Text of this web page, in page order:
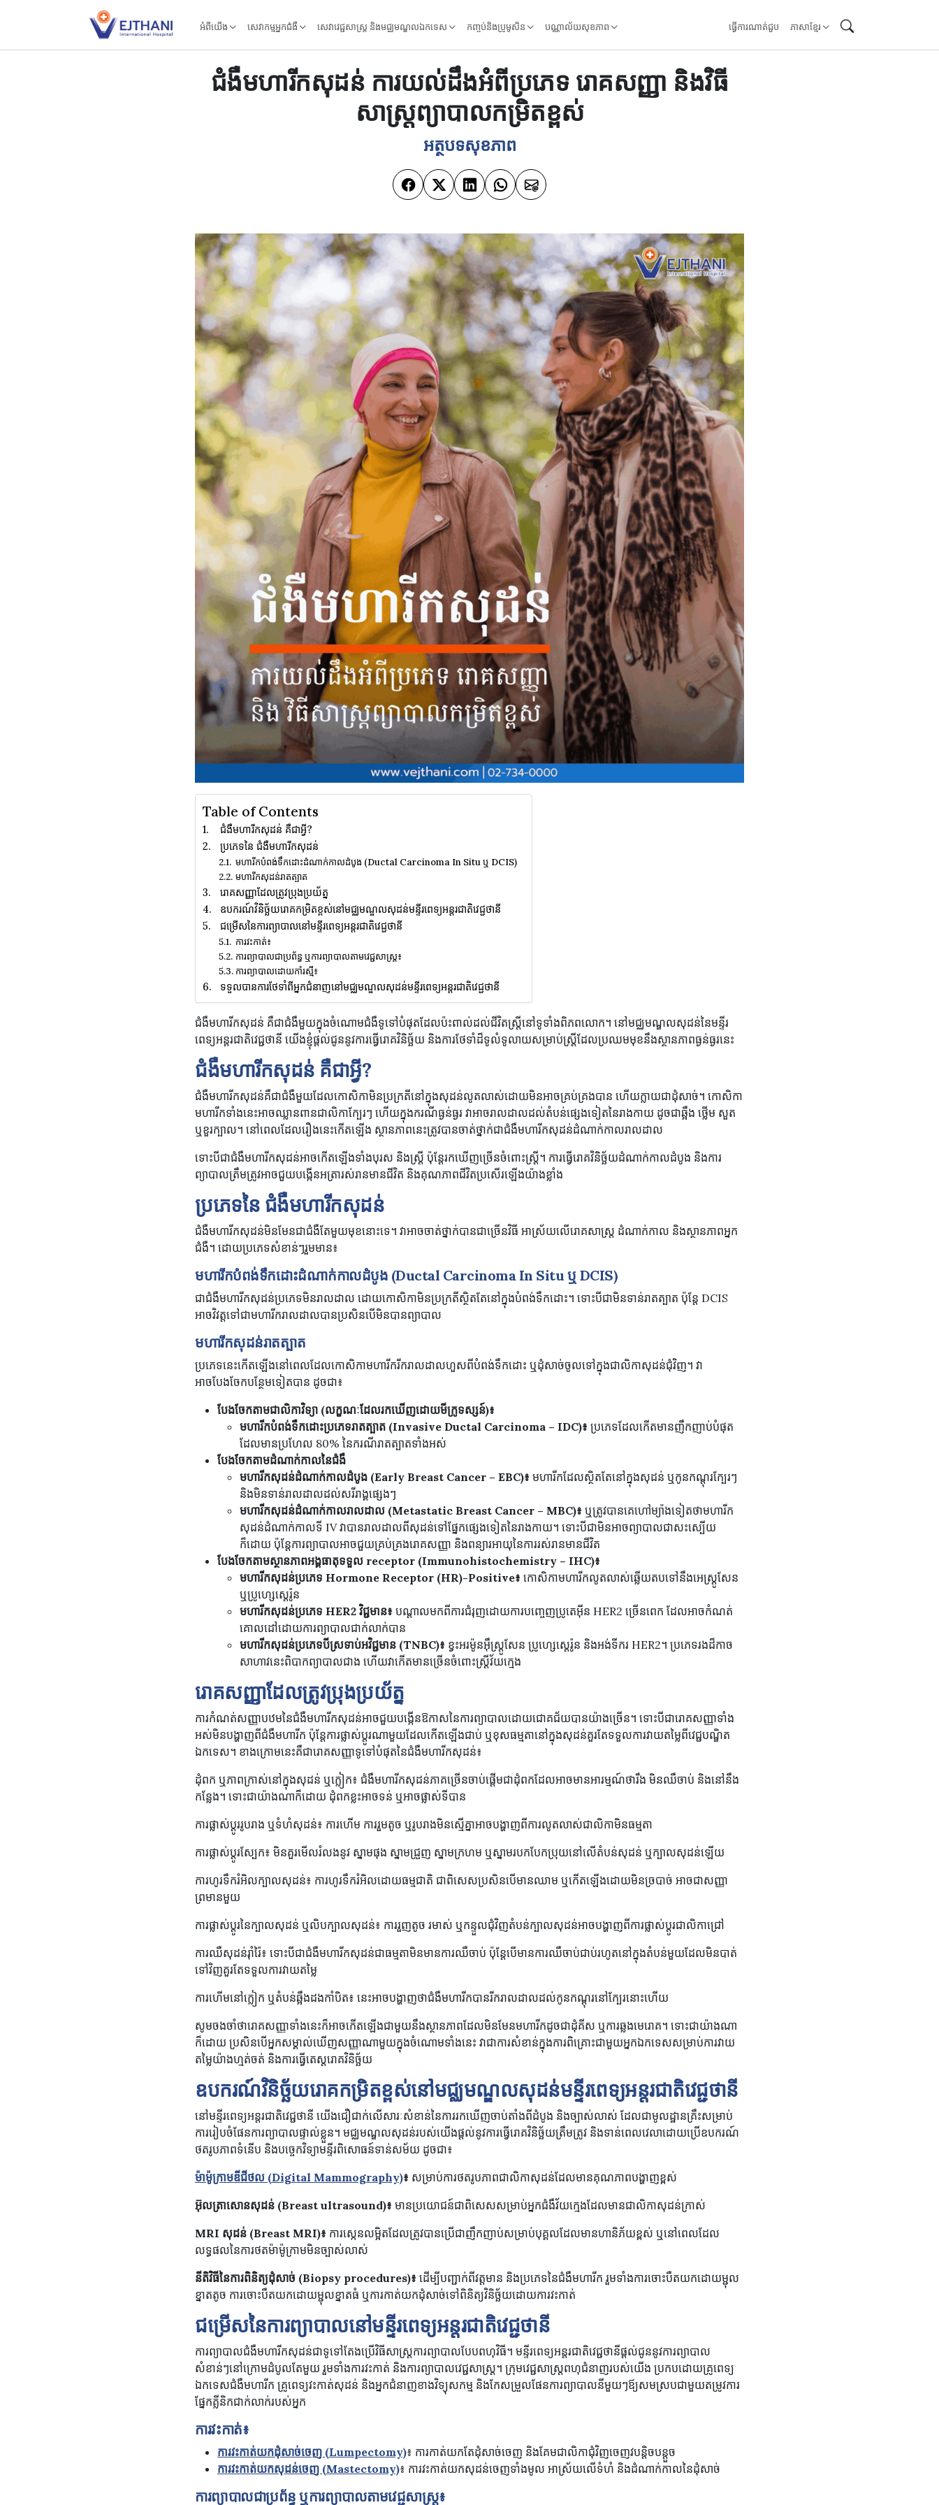
អំពីយើង សេវាកម្មអ្នកជំងឺ សេវាវេជ្ជសាស្ត្រ និងមជ្ឈមណ្ឌលឯកទេស កញ្ចប់និងប្រូមូសិន បណ្ណាល័យសុខភាព ធ្វើការណាត់ជួប ភាសាខ្មែរ
ជំងឺមហារីកសុដន់ ការយល់ដឹងអំពីប្រភេទ រោគសញ្ញា និងវិធី
សាស្រ្តព្យាបាលកម្រិតខ្ពស់
អត្ថបទសុខភាព
Table of Contents
ជំងឺមហារីកសុដន់ គឺជាអ្វី?
ប្រភេទនៃ ជំងឺមហារីកសុដន់
មហារីកបំពង់ទឹកដោះដំណាក់កាលដំបូង (Ductal Carcinoma In Situ ឬ DCIS)
មហារីកសុដន់រាតត្បាត
រោគសញ្ញាដែលត្រូវប្រុងប្រយ័ត្ន
ឧបករណ៍វិនិច្ឆ័យរោគកម្រិតខ្ពស់នៅមជ្ឈមណ្ឌលសុដន់មន្ទីរពេទ្យអន្តរជាតិវេជ្ជថានី
ជម្រើសនៃការព្យាបាលនៅមន្ទីរពេទ្យអន្តរជាតិវេជ្ជថានី
ការវះកាត់៖
ការព្យាបាលជាប្រព័ន្ធ ឬការព្យាបាលតាមវេជ្ជសាស្ត្រ៖
ការព្យាបាលដោយកាំរស្មី៖
ទទួលបានការថែទាំពីអ្នកជំនាញនៅមជ្ឈមណ្ឌលសុដន់មន្ទីរពេទ្យអន្តរជាតិវេជ្ជថានី
ជំងឺមហារីកសុដន់ គឺជាជំងឺមួយក្នុងចំណោមជំងឺទូទៅបំផុតដែលប៉ះពាល់ដល់ជីវិតស្ត្រីនៅទូទាំងពិភពលោក។ នៅមជ្ឈមណ្ឌលសុដន់នៃមន្ទីរ
ពេទ្យអន្តរជាតិវេជ្ជថានី យើងខ្ញុំផ្តល់ជូននូវការធ្វើរោគវិនិច្ឆ័យ និងការថែទាំដ៏ទូលំទូលាយសម្រាប់ស្ត្រីដែលប្រឈមមុខនឹងស្ថានភាពធ្ងន់ធ្ងរនេះ
ជំងឺមហារីកសុដន់ គឺជាអ្វី?
ជំងឺមហារីកសុដន់គឺជាជំងឺមួយដែលកោសិកាមិនប្រក្រតីនៅក្នុងសុដន់លូតលាស់ដោយមិនអាចគ្រប់គ្រងបាន ហើយក្លាយជាដុំសាច់។ កោសិកា
មហារីកទាំងនេះអាចឈ្លានពានជាលិកាក្បែរៗ ហើយក្នុងករណីធ្ងន់ធ្ងរ វាអាចរាលដាលដល់តំបន់ផ្សេងទៀតនៃរាងកាយ ដូចជាឆ្អឹង ថ្លើម សួត
ឬខួរក្បាល។ នៅពេលដែលរឿងនេះកើតឡើង ស្ថានភាពនេះត្រូវបានចាត់ថ្នាក់ជាជំងឺមហារីកសុដន់ដំណាក់កាលរាលដាល
ទោះបីជាជំងឺមហារីកសុដន់អាចកើតឡើងទាំងបុរស និងស្ត្រី ប៉ុន្ដែរកឃើញច្រើនចំពោះស្ត្រី។ ការធ្វើរោគវិនិច្ឆ័យដំណាក់កាលដំបូង និងការ
ព្យាបាលត្រឹមត្រូវអាចជួយបង្កើនអត្រារស់រានមានជីវិត និងគុណភាពជីវិតប្រសើរឡើងយ៉ាងខ្លាំង
ប្រភេទនៃ ជំងឺមហារីកសុដន់
ជំងឺមហារីកសុដន់មិនមែនជាជំងឺតែមួយមុខនោះទេ។ វាអាចចាត់ថ្នាក់បានជាច្រើនវិធី អាស្រ័យលើរោគសាស្ត្រ ដំណាក់កាល និងស្ថានភាពអ្នក
ជំងឺ។ ដោយប្រភេទសំខាន់ៗរួមមាន៖
មហារីកបំពង់ទឹកដោះដំណាក់កាលដំបូង (Ductal Carcinoma In Situ ឬ DCIS)
ជាជំងឺមហារីកសុដន់ប្រភេទមិនរាលដាល ដោយកោសិកាមិនប្រក្រតីស្ថិតតែនៅក្នុងបំពង់ទឹកដោះ។ ទោះបីជាមិនទាន់រាតត្បាត ប៉ុន្តែ DCIS
អាចវិវត្តទៅជាមហារីករាលដាលបានប្រសិនបើមិនបានព្យាបាល
មហារីកសុដន់រាតត្បាត
ប្រភេទនេះកើតឡើងនៅពេលដែលកោសិកាមហារីករីករាលដាលហួសពីបំពង់ទឹកដោះ ឬដុំសាច់ចូលទៅក្នុងជាលិកាសុដន់ជុំវិញ។ វា
អាចបែងចែកបន្ថែមទៀតបាន ដូចជា៖
បែងចែកតាម​ជាលិកាវិទ្យា (លក្ខណៈដែលរកឃើញដោយមីក្រូទស្សន៍)៖
មហារីក​បំពង់​ទឹកដោះ​ប្រភេទរាតត្បាត (Invasive Ductal Carcinoma – IDC)៖ ប្រភេទ​ដែល​កើតមាន​ញឹកញាប់​បំផុត
ដែល​មាន​ប្រហែល 80% នៃ​ករណី​រាតត្បាតទាំងអស់
បែងចែកតាម​ដំណាក់កាលនៃជំងឺ
មហារីក​សុដន់​ដំណាក់កាល​ដំបូង (Early Breast Cancer – EBC)៖ មហារីក​ដែលស្ថិតតែ​នៅក្នុង​សុដន់ ឬ​កូនកណ្តុរ​ក្បែរៗ
និង​មិនទាន់​រាលដាល​ដល់​សរីរាង្គផ្សេងៗ
មហារីក​សុដន់​ដំណាក់កាល​រាលដាល (Metastatic Breast Cancer – MBC)៖ ឬត្រូវបានគេហៅ​ម្យ៉ាងទៀត​ថា​មហារីក​
សុដន់​ដំណាក់កាល​ទី IV វា​បាន​រាលដាលពី​សុដន់​ទៅ​ផ្នែក​ផ្សេងទៀត​នៃ​រាងកាយ។ ទោះបីជា​មិនអាច​ព្យាបាលជាសះស្បើយ​
ក៏ដោយ ប៉ុន្តែការព្យាបាល​អាចជួយ​គ្រប់គ្រង​រោគសញ្ញា និង​ពន្យារអាយុនៃការរស់រានមានជីវិត
បែងចែកតាម​ស្ថានភាពអង្គធាតុទទួល receptor (Immunohistochemistry – IHC)៖
មហារីក​សុដន់​ប្រភេទ Hormone Receptor (HR)-Positive៖ កោសិកា​មហារីក​លូតលាស់​ឆ្លើយតប​ទៅនឹង​អេស្ត្រូសែន
ឬ​ប្រូហ្សេស្តេរ៉ូន
មហារីក​សុដន់ប្រភេទ HER2 វិជ្ជមាន៖ បណ្ដាលមកពីការជំរុញ​ដោយ​ការបញ្ចេញ​ប្រូតេអ៊ីន HER2 ច្រើនពេក ដែល​អាច​កំណត់​
គោលដៅ​ដោយ​ការព្យាបាល​ជាក់លាក់បាន
មហារីកសុដន់ប្រភេទបីស្រទាប់អវិជ្ជមាន (TNBC)៖ ខ្វះអរម៉ូនអ៊ឹស្ត្រូសែន ប្រូហ្សេស្តេរ៉ូន និងអង់ទីករ HER2។ ប្រភេទរងដ៏កាច
សាហាវនេះពិបាកព្យាបាលជាង ហើយវាកើតមានច្រើនចំពោះស្ត្រីវ័យក្មេង
រោគសញ្ញាដែលត្រូវប្រុងប្រយ័ត្ន
ការកំណត់សញ្ញាបឋមនៃជំងឺមហារីកសុដន់អាចជួយបង្កើនឱកាសនៃការព្យាបាលដោយជោគជ័យបានយ៉ាងច្រើន។ ទោះបីជារោគសញ្ញាទាំង
អស់មិនបង្ហាញពីជំងឺមហារីក ប៉ុន្តែការផ្លាស់ប្តូរណាមួយដែលកើតឡើងជាប់ ឬខុសធម្មតានៅក្នុងសុដន់គួរតែទទួលការវាយតម្លៃពីវេជ្ជបណ្ឌិត
ឯកទេស។ ខាងក្រោមនេះគឺជារោគសញ្ញាទូទៅបំផុតនៃជំងឺមហារីកសុដន់៖
ដុំពក ឬភាពក្រាស់នៅក្នុងសុដន់ ឬក្លៀក៖ ជំងឺមហារីកសុដន់ភាគច្រើនចាប់ផ្តើមជាដុំពកដែលអាចមានអារម្មណ៍ថារឹង មិនឈឺចាប់ និងនៅនឹង
កន្លែង។ ទោះជាយ៉ាងណាក៏ដោយ ដុំពកខ្លះអាចទន់ ឬអាចផ្លាស់ទីបាន
ការផ្លាស់ប្តូររូបរាង ឬទំហំសុដន់៖ ការហើម ការរួមតូច ឬរូបរាងមិនស្មើគ្នាអាចបង្ហាញពីការលូតលាស់ជាលិកាមិនធម្មតា
ការផ្លាស់ប្តូរស្បែក៖ មិនគួរមើលរំលងនូវ ស្នាមផុង ស្នាមជ្រួញ ស្នាមក្រហម ឬស្នាមរបកបែកប្រុយនៅលើតំបន់សុដន់ ឬក្បាលសុដន់ឡើយ
ការហូរទឹករំអិលក្បាលសុដន់៖ ការហូរទឹករំអិលដោយធម្មជាតិ ជាពិសេសប្រសិនបើមានឈាម ឬកើតឡើងដោយមិនច្របាច់ អាចជាសញ្ញា
ព្រមានមួយ
ការផ្លាស់ប្តូរនៃក្បាលសុដន់ ឬលិបក្បាលសុដន់៖ ការរួញតូច រមាស់ ឬកន្ទួលជុំវិញតំបន់ក្បាលសុដន់អាចបង្ហាញពីការផ្លាស់ប្តូរជាលិកាជ្រៅ
ការឈឺសុដន់រ៉ាំរ៉ៃ៖ ទោះបីជាជំងឺមហារីកសុដន់ជាធម្មតាមិនមានការឈឺចាប់ ប៉ុន្តែបើមានការឈឺចាប់ជាប់រហូតនៅក្នុងតំបន់មួយដែលមិនបាត់
ទៅវិញគួរតែទទួលការវាយតម្លៃ
ការហើមនៅក្លៀក ឬតំបន់ឆ្អឹងដងកាំបិត៖ នេះអាចបង្ហាញថាជំងឺមហារីកបានរីករាលដាលដល់កូនកណ្តុរនៅក្បែរនោះហើយ
សូមចងចាំថារោគសញ្ញាទាំងនេះក៏អាចកើតឡើងជាមួយនឹងស្ថានភាពដែលមិនមែនមហារីកដូចជាដុំគីស ឬការឆ្លងមេរោគ។ ទោះជាយ៉ាងណា
ក៏ដោយ ប្រសិនបើអ្នកសម្គាល់ឃើញសញ្ញាណាមួយក្នុងចំណោមទាំងនេះ វាជាការសំខាន់ក្នុងការពិគ្រោះជាមួយអ្នកឯកទេសសម្រាប់ការវាយ
តម្លៃយ៉ាងហ្មត់ចត់ និងការធ្វើតេស្តរោគវិនិច្ឆ័យ
ឧបករណ៍វិនិច្ឆ័យរោគកម្រិតខ្ពស់នៅមជ្ឈមណ្ឌលសុដន់មន្ទីរពេទ្យអន្តរជាតិវេជ្ជថានី
នៅមន្ទីរពេទ្យអន្តរជាតិវេជ្ជថានី យើងជឿជាក់លើសារៈសំខាន់នៃការរកឃើញចាប់តាំងពីដំបូង និងច្បាស់លាស់ ដែលជាមូលដ្ឋានគ្រឹះសម្រាប់
ការរៀបចំផែនការព្យាបាលផ្ទាល់ខ្លួន។ មជ្ឈមណ្ឌលសុដន់របស់យើងផ្តល់នូវការធ្វើរោគវិនិច្ឆ័យត្រឹមត្រូវ និងទាន់ពេលវេលាដោយប្រើឧបករណ៍
ថតរូបភាពទំនើប និងបច្ចេកវិទ្យាមន្ទីរពិសោធន៍ទាន់សម័យ ដូចជា៖
ម៉ាម៉ូក្រាមឌីជីថល (Digital Mammography)៖ សម្រាប់ការថតរូបភាពជាលិកាសុដន់ដែលមានគុណភាពបង្ហាញខ្ពស់
អ៊ុលត្រាសោនសុដន់ (Breast ultrasound)៖ មានប្រយោជន៍ជាពិសេសសម្រាប់អ្នកជំងឺវ័យក្មេងដែលមានជាលិកាសុដន់ក្រាស់
MRI សុដន់ (Breast MRI)៖ ការស្កេនលម្អិតដែលត្រូវបានប្រើជាញឹកញាប់សម្រាប់បុគ្គលដែលមានហានិភ័យខ្ពស់ ឬនៅពេលដែល
លទ្ធផលនៃការថតម៉ាម៉ូក្រាមមិនច្បាស់លាស់
នីតិវិធីនៃការពិនិត្យដុំសាច់ (Biopsy procedures)៖ ដើម្បីបញ្ជាក់ពីវត្តមាន និងប្រភេទនៃជំងឺមហារីក រួមទាំងការចោះបឺតយកដោយម្ជុល
ខ្នាតតូច ការចោះបឺតយកដោយម្ជុលខ្នាតធំ ឬការកាត់យកដុំសាច់ទៅពិនិត្យវិនិច្ឆ័យដោយការវះកាត់
ជម្រើសនៃការព្យាបាលនៅមន្ទីរពេទ្យអន្តរជាតិវេជ្ជថានី
ការព្យាបាលជំងឺមហារីកសុដន់ជាទូទៅតែងប្រើវិធីសាស្រ្តការព្យាបាលបែបពហុវិធី។ មន្ទីរពេទ្យអន្តរជាតិវេជ្ជថានីផ្តល់ជូននូវការព្យាបាល
សំខាន់ៗនៅក្រោមដំបូលតែមួយ រួមទាំងការវះកាត់ និងការព្យាបាលវេជ្ជសាស្ត្រ។ ក្រុមវេជ្ជសាស្ត្រពហុជំនាញរបស់យើង ប្រកបដោយគ្រូពេទ្យ
ឯកទេសជំងឺមហារីក គ្រូពេទ្យវះកាត់សុដន់ និងអ្នកជំនាញខាងវិទ្យុសកម្ម និងកែសម្រួលផែនការព្យាបាលនីមួយៗឪ្យសមស្របជាមួយតម្រូវការ
ផ្នែកគ្លីនិកជាក់លាក់របស់អ្នក
ការវះកាត់៖
ការវះកាត់យកដុំសាច់ចេញ (Lumpectomy)៖ ការកាត់យកតែដុំសាច់ចេញ និងគែមជាលិកាជុំវិញចេញវបន្តិចបន្តួច
ការវះកាត់យកសុដន់ចេញ (Mastectomy)៖ ការវះកាត់យកសុដន់ចេញទាំងមូល អាស្រ័យលើទំហំ និងដំណាក់កាលនៃដុំសាច់
ការព្យាបាលជាប្រព័ន្ធ ឬការព្យាបាលតាមវេជ្ជសាស្ត្រ៖